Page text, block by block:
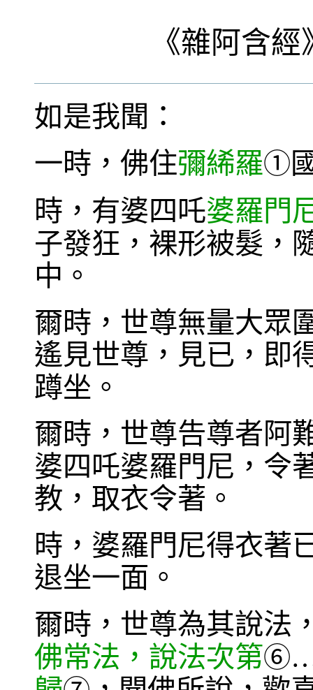
《雜阿含經
如是我聞：
一時，佛住彌絺羅①
時，有婆四吒婆羅門
子發狂，裸形被髮，
中。
爾時，世尊無量大眾
遙見世尊，見已，即
蹲坐。
爾時，世尊告尊者阿
婆四吒婆羅門尼，令
教，取衣令著。
時，婆羅門尼得衣著
退坐一面。
爾時，世尊為其說法
佛常法，說法次第⑥